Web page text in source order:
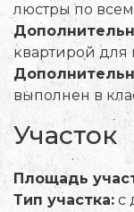
люстры по
квартирой для
выполнен в
Участок
Площадь
Тип участка: с